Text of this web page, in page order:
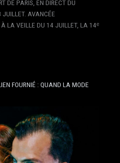
DE PARIS, EN DIRECT DU
AVANCÉE
LA VEILLE DU 14 JUILLET, LA 14ᵉ
FOURNIÉ : QUAND LA MODE